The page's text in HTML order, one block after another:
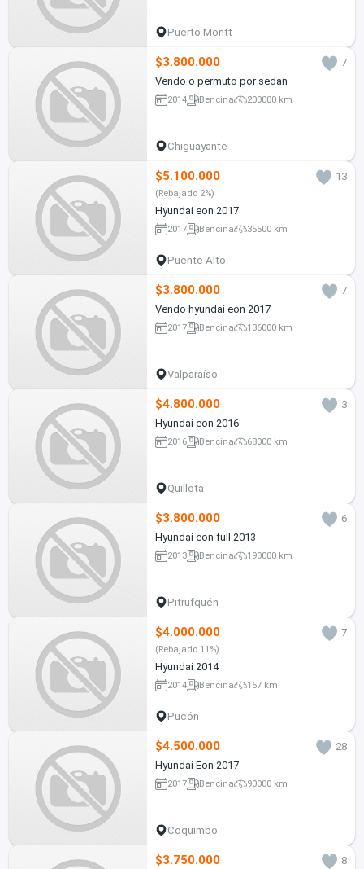
Puerto Montt
$3.800.000
7
Vendo o permuto por sedan
2014 Bencina 200000 km
Chiguayante
$5.100.000 13
(Rebajado 2%)
Hyundai eon 2017
2017 Bencina 35500 km
Puente Alto
$3.800.000
7
Vendo hyundai eon 2017
2017 Bencina 136000 km
Valparaíso
$4.800.000
3
Hyundai eon 2016
2016 Bencina 68000 km
Quillota
$3.800.000
6
Hyundai eon full 2013
2013 Bencina 190000 km
Pitrufquén
$4.000.000 7
(Rebajado 11%)
Hyundai 2014
2014 Bencina 167 km
Pucón
$4.500.000
28
Hyundai Eon 2017
2017 Bencina 90000 km
Coquimbo
$3.750.000
8